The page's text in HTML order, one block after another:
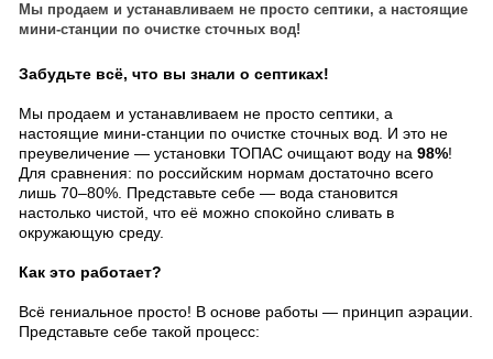
Мы продаем и устанавливаем не просто септики, а настоящие
мини-станции по очистке сточных вод!
Забудьте всё, что вы знали о септиках!
Мы продаем и устанавливаем не просто септики, а
настоящие мини-станции по очистке сточных вод. И это не
преувеличение — установки ТОПАС очищают воду на 98%!
Для сравнения: по российским нормам достаточно всего
лишь 70–80%. Представьте себе — вода становится
настолько чистой, что её можно спокойно сливать в
окружающую среду.
Как это работает?
Всё гениальное просто! В основе работы — принцип аэрации.
Представьте себе такой процесс: